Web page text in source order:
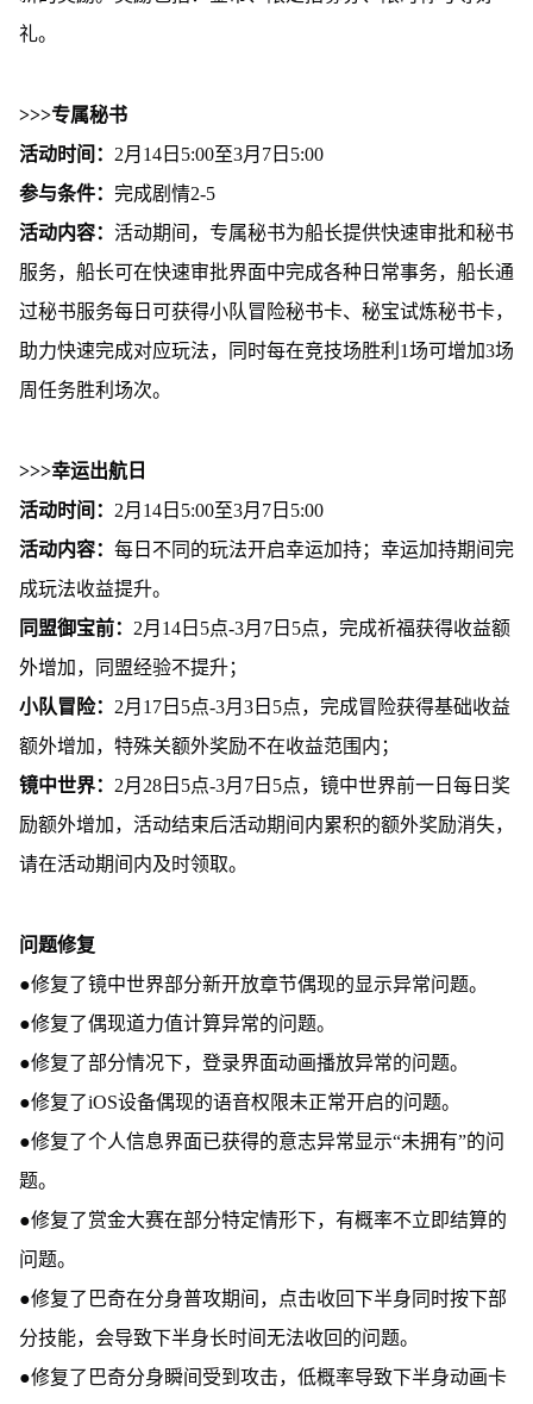
礼。
>>>专属秘书
活动时间： 2月14日5:00至3月7日5:00
参与条件： 完成剧情2-5
活动内容： 活动期间，专属秘书为船长提供快速审批和秘书
服务，船长可在快速审批界面中完成各种日常事务，船长通
过秘书服务每日可获得小队冒险秘书卡、秘宝试炼秘书卡，
助力快速完成对应玩法，同时每在竞技场胜利1场可增加3场
周任务胜利场次。
>>>幸运出航日
活动时间： 2月14日5:00至3月7日5:00
活动内容： 每日不同的玩法开启幸运加持；幸运加持期间完
成玩法收益提升。
同盟御宝前： 2月14日5点-3月7日5点，完成祈福获得收益额
外增加，同盟经验不提升；
小队冒险： 2月17日5点-3月3日5点，完成冒险获得基础收益
额外增加，特殊关额外奖励不在收益范围内；
镜中世界： 2月28日5点-3月7日5点，镜中世界前一日每日奖
励额外增加，活动结束后活动期间内累积的额外奖励消失，
请在活动期间内及时领取。
问题修复
●修复了镜中世界部分新开放章节偶现的显示异常问题。
●修复了偶现道力值计算异常的问题。
●修复了部分情况下，登录界面动画播放异常的问题。
●修复了iOS设备偶现的语音权限未正常开启的问题。
●修复了个人信息界面已获得的意志异常显示“未拥有”的问
题。
●修复了赏金大赛在部分特定情形下，有概率不立即结算的
问题。
●修复了巴奇在分身普攻期间，点击收回下半身同时按下部
分技能，会导致下半身长时间无法收回的问题。
●修复了巴奇分身瞬间受到攻击，低概率导致下半身动画卡